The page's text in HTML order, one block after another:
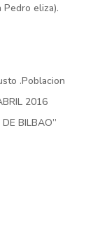
eliza).
.Poblacion
2016
BILBAO”